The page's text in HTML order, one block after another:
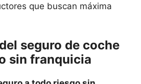
que buscan máxima
seguro de coche
sin franquicia